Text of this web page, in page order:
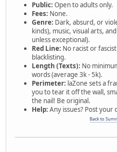
Public: Open to adults only.
Fees: None.
Genre: Dark, absurd, or
kinds), music, visual arts,
unless exceptional).
Red Line: No racist or
blacklisting.
Length (Texts): No
words (average 3k - 5k).
Perimeter: laZone sets a
you to tear it off the wall,
the nail! Be original.
Help: Any issues? Post
Back to